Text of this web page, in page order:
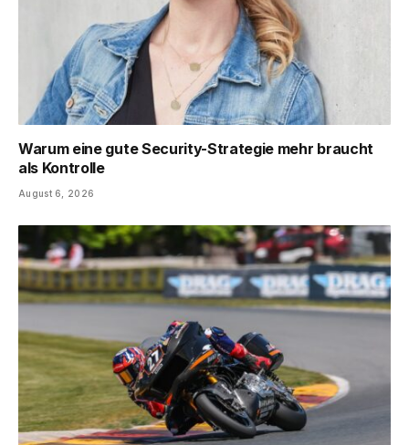
Warum eine gute Security-Strategie mehr braucht
als Kontrolle
August 6, 2026